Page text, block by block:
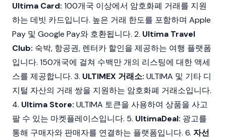
Ultima Card: 100개국 이상에서 암호화폐 거래를 지원
하는 데빗 카드입니다. 높은 거래 한도를 포함하며 Apple
Pay 및 Google Pay와 호환됩니다. 2. Ultima Travel
Club: 숙박, 항공권, 렌터카 할인을 제공하는 여행 플랫폼
입니다. 150개국에 걸쳐 수백만 개의 리스팅에 대한 액세
스를 제공합니다. 3. ULTIMEX 거래소: ULTIMA 및 기타 디
지털 자산의 거래 쌍을 지원하는 암호화폐 거래소입니다.
4. Ultima Store: ULTIMA 토큰을 사용하여 상품을 사고
팔 수 있는 마켓플레이스입니다. 5. UltimaDeal: 광고를
통해 구매자와 판매자를 연결하는 플랫폼입니다. 6. 자선